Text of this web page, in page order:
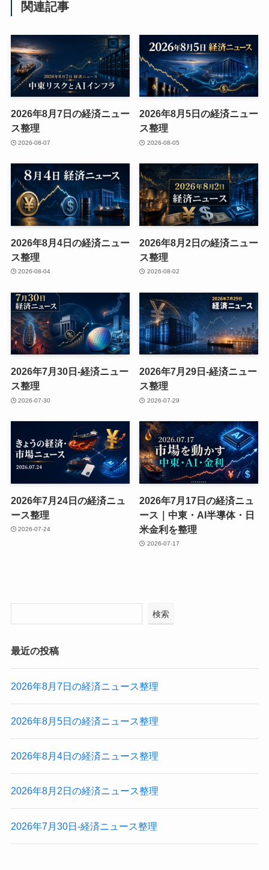
関連記事
2026年8月7日の経済ニュー
ス整理
2026-08-07
2026年8月5日の経済ニュー
ス整理
2026-08-05
2026年8月4日の経済ニュー
ス整理
2026-08-04
2026年8月2日の経済ニュー
ス整理
2026-08-02
2026年7月30日-経済ニュー
ス整理
2026-07-30
2026年7月29日-経済ニュー
ス整理
2026-07-29
2026年7月24日の経済ニュ
ース整理
2026-07-24
2026年7月17日の経済ニュ
ース｜中東・AI半導体・日
米金利を整理
2026-07-17
検索
最近の投稿
2026年8月7日の経済ニュース整理
2026年8月5日の経済ニュース整理
2026年8月4日の経済ニュース整理
2026年8月2日の経済ニュース整理
2026年7月30日-経済ニュース整理